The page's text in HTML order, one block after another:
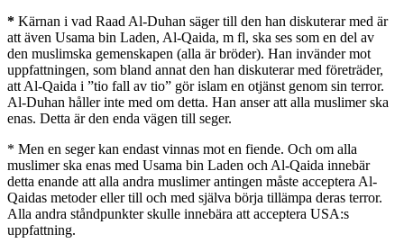
* Kärnan i vad Raad Al-Duhan säger till den han diskuterar med är
att även Usama bin Laden, Al-Qaida, m fl, ska ses som en del av
den muslimska gemenskapen (alla är bröder). Han invänder mot
uppfattningen, som bland annat den han diskuterar med företräder,
att Al-Qaida i ”tio fall av tio” gör islam en otjänst genom sin terror.
Al-Duhan håller inte med om detta. Han anser att alla muslimer ska
enas. Detta är den enda vägen till seger.
* Men en seger kan endast vinnas mot en fiende. Och om alla
muslimer ska enas med Usama bin Laden och Al-Qaida innebär
detta enande att alla andra muslimer antingen måste acceptera Al-
Qaidas metoder eller till och med själva börja tillämpa deras terror.
Alla andra ståndpunkter skulle innebära att acceptera USA:s
uppfattning.